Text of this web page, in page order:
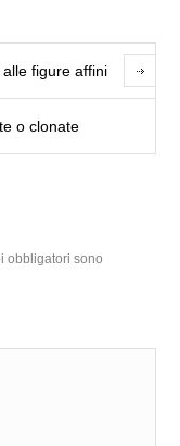
figure affini
o clonate
obbligatori sono